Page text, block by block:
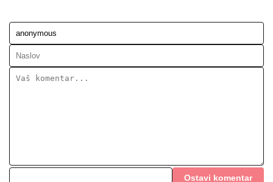
Ostavi komentar